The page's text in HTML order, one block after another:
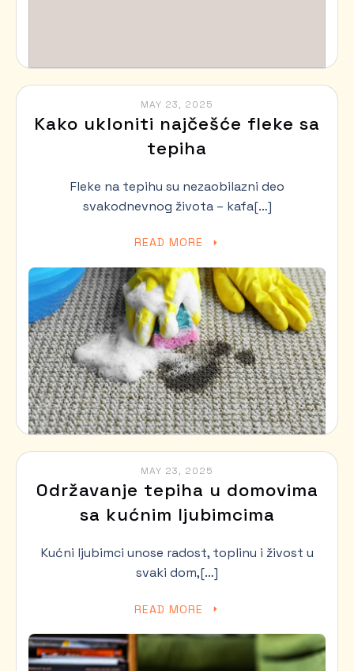
MAY 23, 2025
Kako ukloniti najčešće fleke sa
tepiha
Fleke na tepihu su nezaobilazni deo
svakodnevnog života – kafa[…]
READ MORE
MAY 23, 2025
Održavanje tepiha u domovima
sa kućnim ljubimcima
Kućni ljubimci unose radost, toplinu i živost u
svaki dom,[…]
READ MORE